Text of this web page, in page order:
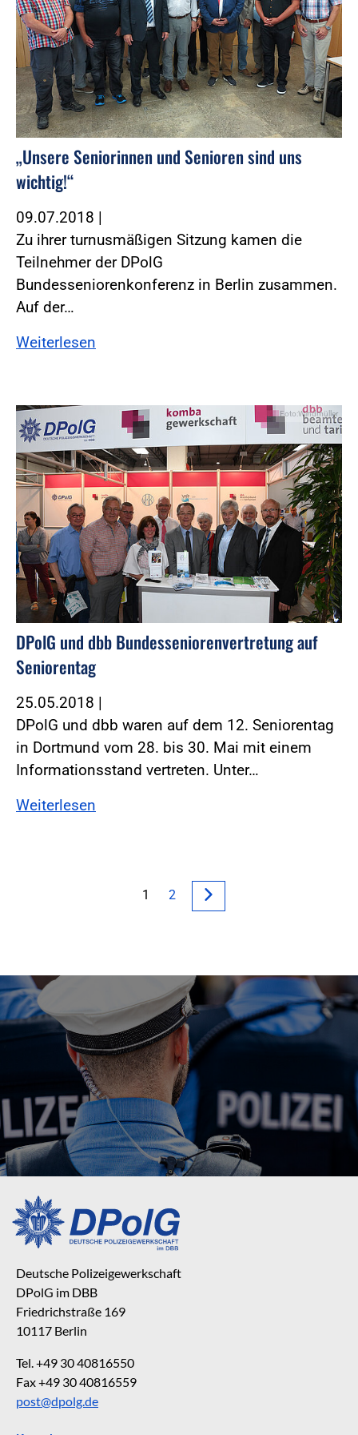
„Unsere Seniorinnen und Senioren sind uns
wichtig!“
09.07.2018 |
Zu ihrer turnusmäßigen Sitzung kamen die
Teilnehmer der DPolG
Bundesseniorenkonferenz in Berlin zusammen.
Auf der…
Weiterlesen
Foto:Windmüller
DPolG und dbb Bundesseniorenvertretung auf
Seniorentag
25.05.2018 |
DPolG und dbb waren auf dem 12. Seniorentag
in Dortmund vom 28. bis 30. Mai mit einem
Informationsstand vertreten. Unter…
Weiterlesen
1 2
Deutsche Polizeigewerkschaft
DPolG im DBB
Friedrichstraße 169
10117 Berlin
Tel. +49 30 40816550
Fax +49 30 40816559
post@dpolg.de